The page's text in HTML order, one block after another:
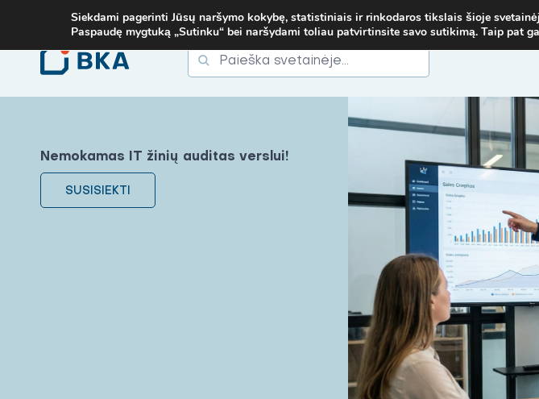
+37067579127 ARBA EL. P. MOKYMAI@BKA.LT NERADAI NORIMŲ MOKYMŲ - SUSISIEK!
Ieškoti:
Ieškoti
Nemokamas IT žinių auditas verslui!
SUSISIEKTI
Siekdami pagerinti Jūsų naršymo kokybę, statistiniais ir rinkodaros tikslais šioje
Paspaudę mygtuką „Sutinku“ bei naršydami toliau patvirtinsite savo sutikimą. Taip pat